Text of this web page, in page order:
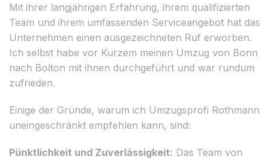
Mit ihrer langjährigen Erfahrung, ihrem qualifizierten
Team und ihrem umfassenden Serviceangebot hat das
Unternehmen einen ausgezeichneten Ruf erworben.
Ich selbst habe vor Kurzem meinen Umzug von Bonn
nach Bolton mit ihnen durchgeführt und war rundum
zufrieden.
Einige der Gründe, warum ich Umzugsprofi Rothmann
uneingeschränkt empfehlen kann, sind:
Pünktlichkeit und Zuverlässigkeit: Das Team von